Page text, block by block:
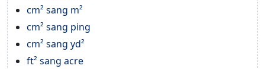
cm² sang m²
cm² sang ping
cm² sang yd²
ft² sang acre